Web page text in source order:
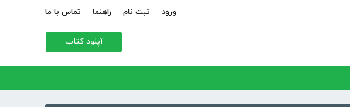
ورود ثبت نام راهنما تماس با ما
آپلود کتاب